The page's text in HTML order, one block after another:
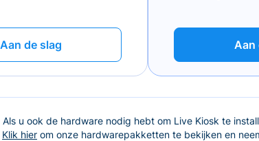
Aan de slag Aan
Als u ook de hardware nodig hebt om Live Kiosk te
Klik hier om onze hardwarepakketten te bekijken en